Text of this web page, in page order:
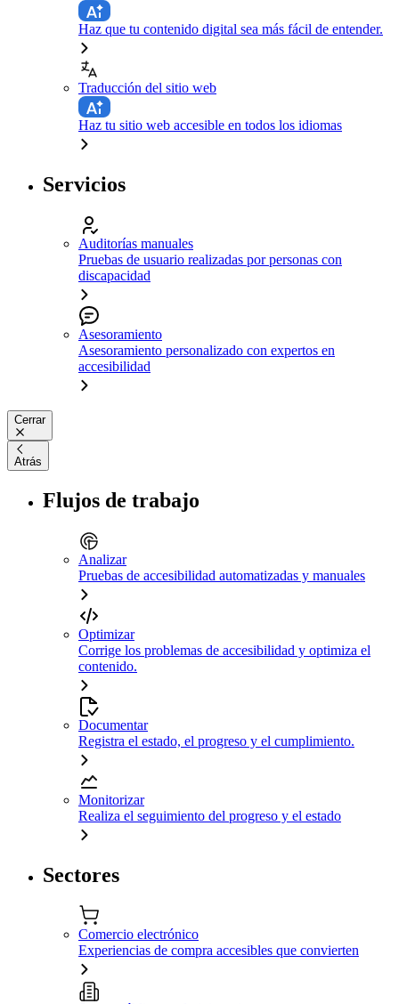
Haz que tu contenido digital sea más fácil de entender.
Traducción del sitio web
Haz tu sitio web accesible en todos los idiomas
Servicios
Auditorías manuales
Pruebas de usuario realizadas por personas con
discapacidad
Asesoramiento
Asesoramiento personalizado con expertos en
accesibilidad
Cerrar
Atrás
Flujos de trabajo
Analizar
Pruebas de accesibilidad automatizadas y manuales
Optimizar
Corrige los problemas de accesibilidad y optimiza el
contenido.
Documentar
Registra el estado, el progreso y el cumplimiento.
Monitorizar
Realiza el seguimiento del progreso y el estado
Sectores
Comercio electrónico
Experiencias de compra accesibles que convierten